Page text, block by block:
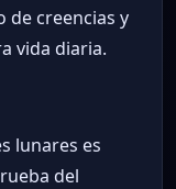
de creencias y
vida diaria.
lunares es
del